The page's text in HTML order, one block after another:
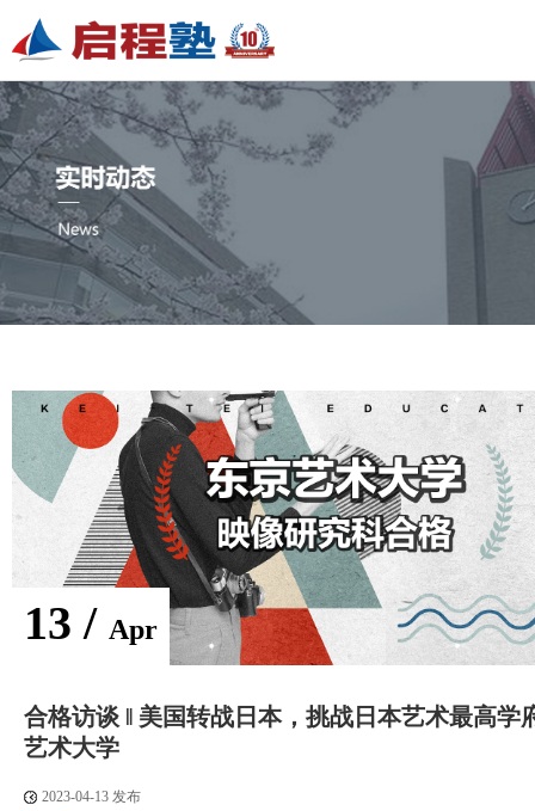
13 / Apr
合格访谈 ‖ 美国转战日本，挑战日本艺术最高学
艺术大学
2023-04-13 发布